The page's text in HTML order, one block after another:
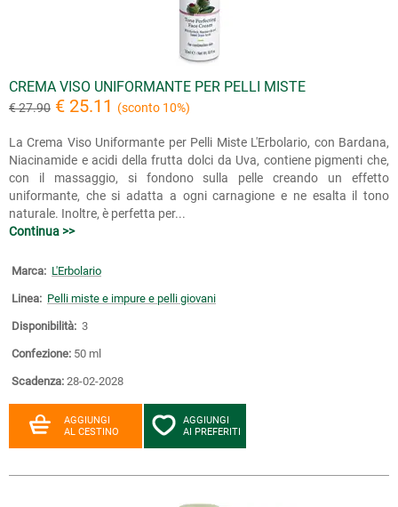
CREMA VISO UNIFORMANTE PER PELLI MISTE
€ 27.90 € 25.11 (sconto 10%)
La Crema Viso Uniformante per Pelli Miste L'Erbolario, con Bardana,
Niacinamide e acidi della frutta dolci da Uva, contiene pigmenti che,
con il massaggio, si fondono sulla pelle creando un effetto
uniformante, che si adatta a ogni carnagione e ne esalta il tono
naturale. Inoltre, è perfetta per...
Continua >>
Marca: L'Erbolario
Linea: Pelli miste e impure e pelli giovani
Disponibilità: 3
Confezione: 50 ml
Scadenza: 28-02-2028
AGGIUNGI
AL CESTINO
AGGIUNGI
AI PREFERITI